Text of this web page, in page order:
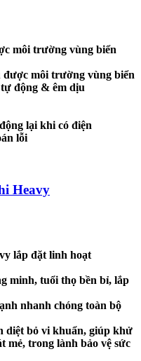
môi trường vùng biển
được môi trường vùng biển
động & êm dịu
lại khi có điện
lỗi
Heavy
lắp đặt linh hoạt
minh, tuổi thọ bền bỉ, lắp
nhanh chóng toàn bộ
diệt bỏ vi khuẩn, giúp khử
mẻ, trong lành bảo vệ sức